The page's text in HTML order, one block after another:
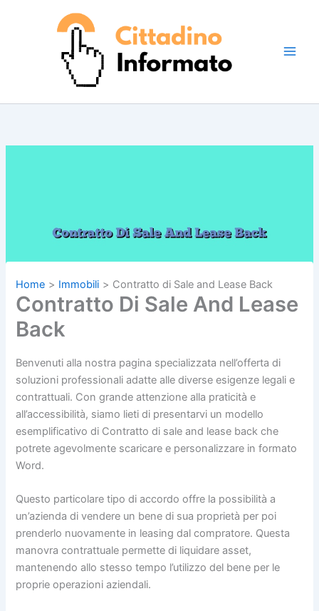
Home Immobili Contratto di Sale and Lease Back
Contratto Di Sale And Lease
Back
Benvenuti alla nostra pagina specializzata nell’offerta di
soluzioni professionali adatte alle diverse esigenze legali e
contrattuali. Con grande attenzione alla praticità e
all’accessibilità, siamo lieti di presentarvi un modello
esemplificativo di Contratto di sale and lease back che
potrete agevolmente scaricare e personalizzare in formato
Word.
Questo particolare tipo di accordo offre la possibilità a
un’azienda di vendere un bene di sua proprietà per poi
prenderlo nuovamente in leasing dal compratore. Questa
manovra contrattuale permette di liquidare asset,
mantenendo allo stesso tempo l’utilizzo del bene per le
proprie operazioni aziendali.